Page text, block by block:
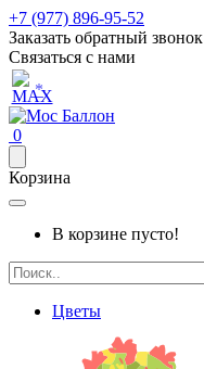
+7 (977) 896-95-52
Заказать обратный звонок
Связаться с нами
*
0
Корзина
В корзине пусто!
Цветы